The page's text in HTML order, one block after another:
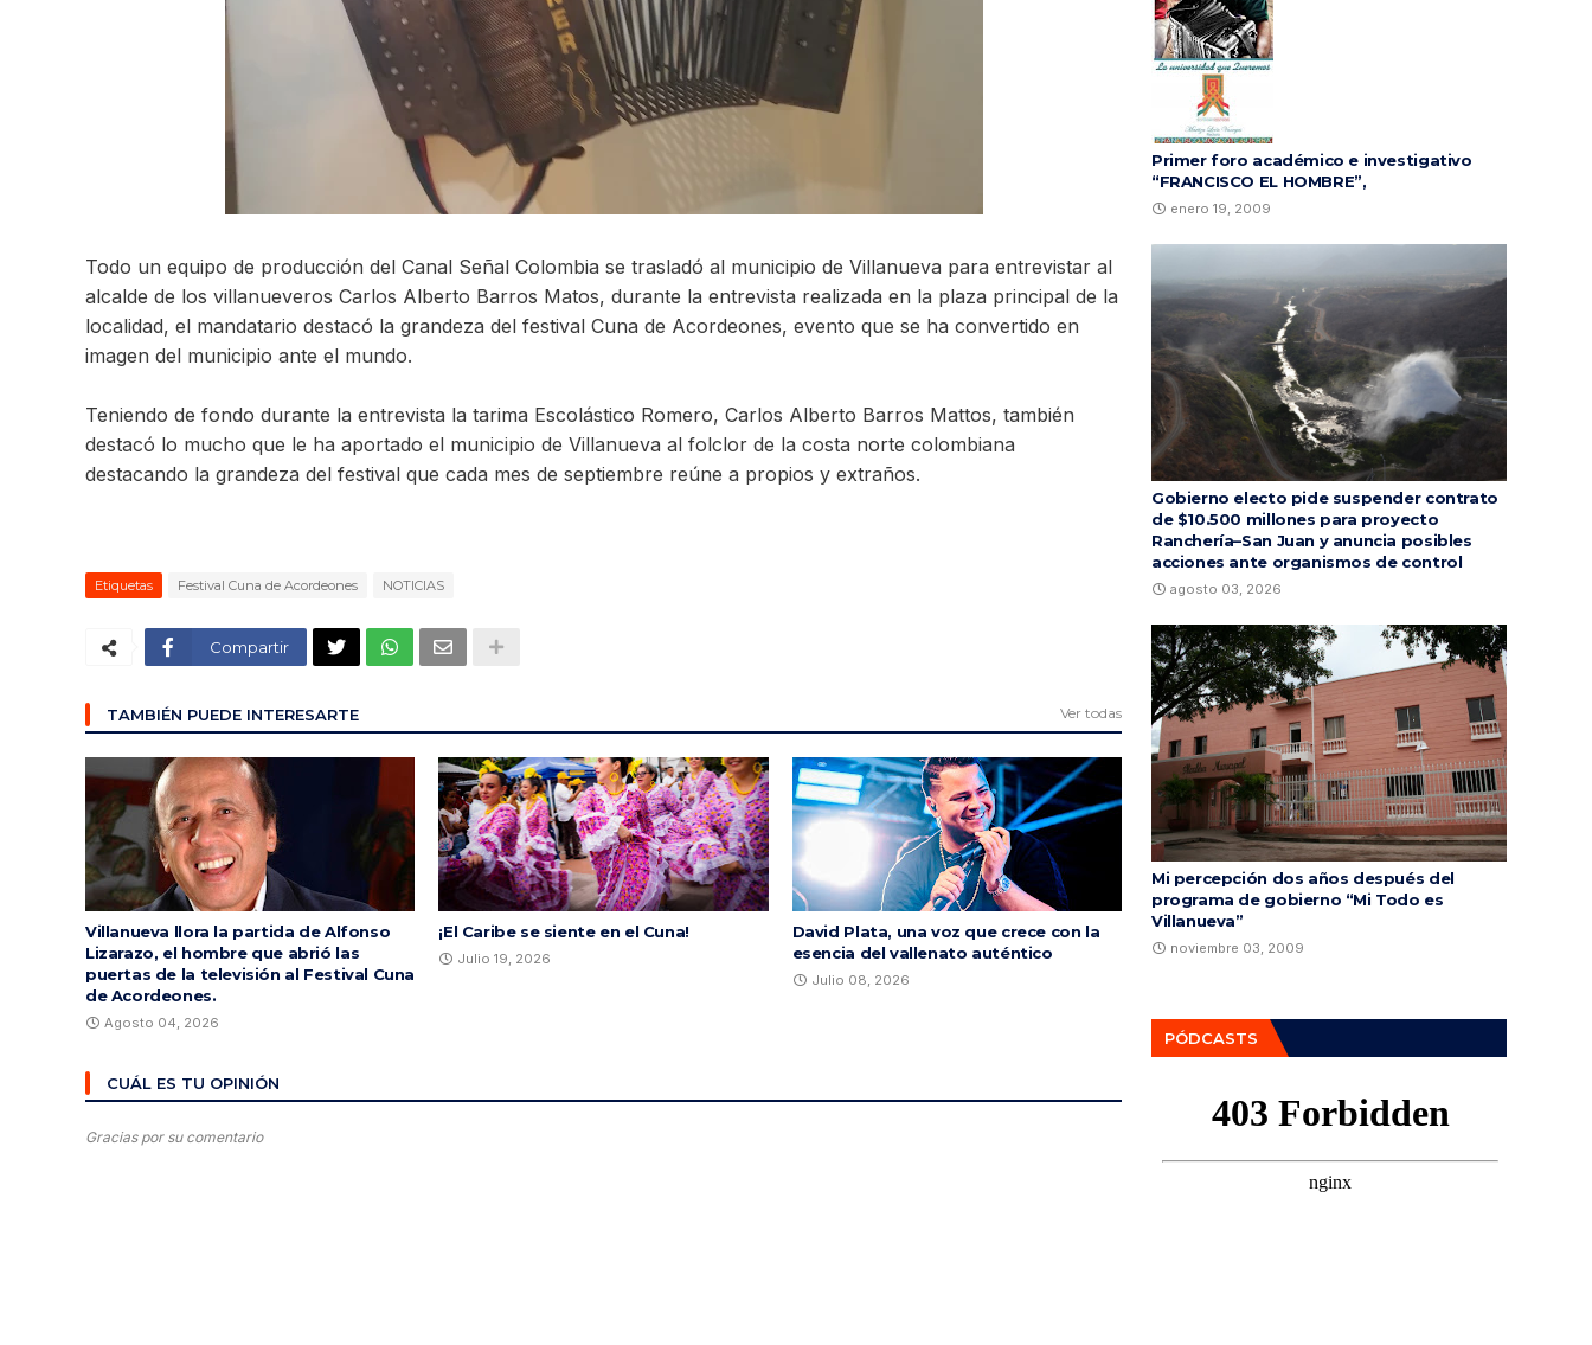
Todo un equipo de producción del Canal Señal Colombia se trasladó al municipio de Villanueva para entrevistar al
alcalde de los villanueveros Carlos Alberto Barros Matos, durante la entrevista realizada en la plaza principal de la
localidad, el mandatario destacó la grandeza del festival Cuna de Acordeones, evento que se ha convertido en
imagen del municipio ante el mundo.
Teniendo de fondo durante la entrevista la tarima Escolástico Romero, Carlos Alberto Barros Mattos, también
destacó lo mucho que le ha aportado el municipio de Villanueva al folclor de la costa norte colombiana
destacando la grandeza del festival que cada mes de septiembre reúne a propios y extraños.
Etiquetas Festival Cuna de Acordeones NOTICIAS
Compartir
TAMBIÉN PUEDE INTERESARTE Ver todas
Villanueva llora la partida de Alfonso
Lizarazo, el hombre que abrió las
puertas de la televisión al Festival Cuna
de Acordeones.
Agosto 04, 2026
¡El Caribe se siente en el Cuna!
Julio 19, 2026
David Plata, una voz que crece con la
esencia del vallenato auténtico
Julio 08, 2026
CUÁL ES TU OPINIÓN
Gracias por su comentario
Primer foro académico e investigativo
“FRANCISCO EL HOMBRE”,
enero 19, 2009
Gobierno electo pide suspender contrato
de $10.500 millones para proyecto
Ranchería–San Juan y anuncia posibles
acciones ante organismos de control
agosto 03, 2026
Mi percepción dos años después del
programa de gobierno “Mi Todo es
Villanueva”
noviembre 03, 2009
PÓDCASTS